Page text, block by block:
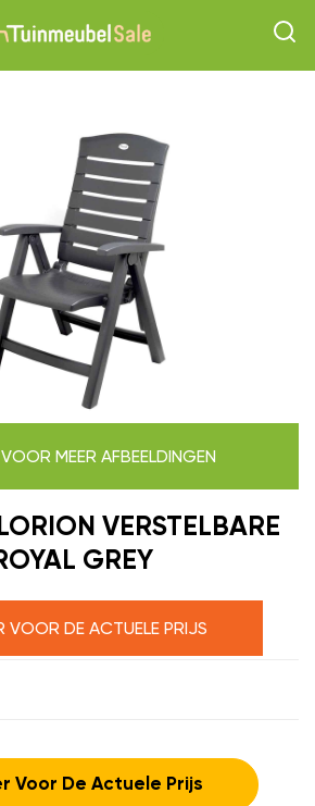
MEER AFBEELDINGEN
VERSTELBARE
GREY
VOOR DE ACTUELE PRIJS
Voor De Actuele Prijs